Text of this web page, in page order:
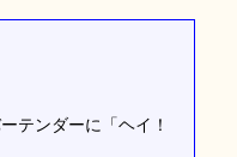
テンダーに「ヘイ！